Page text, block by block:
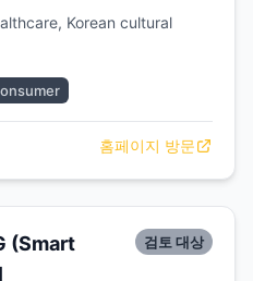
Korean cultural
홈페이지 방문
(Smart
검토 대상